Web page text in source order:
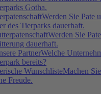
Gotha.
Werden Sie Pate
des Tierparks dauerhaft.
Werden Sie
dauerhaft.
PartnerWelche
bereits?
WunschlisteMachen
Freude.